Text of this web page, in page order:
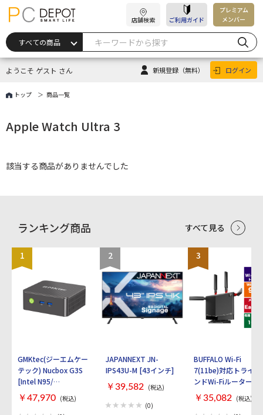
店舗検索 ご利用ガイド
プレミアム
メンバー
ようこそ ゲスト さん 新規登録 （無料） ログイン
トップ 商品一覧
Apple Watch Ultra 3
該当する商品がありませんでした
ランキング商品 すべて見る
1
GMKtec(ジーエムケー
テック) Nucbox G3S
[Intel N95/
RAM:16GB/
SSD:512GB/ Windows
￥47,970 (税込)
2
JAPANNEXT JN-
IPS43U-M [43インチ]
￥39,582 (税込)
(0)
3
BUFFALO Wi-Fi
7(11be)対応トライバ
ンドWi-Fiルーター
AirStation
WXR9300BE6P [ブラ
￥35,082 (税込)